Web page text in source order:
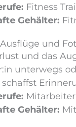
Fitness
Gehälter:
und
und das
unterwegs
schaffst
Gehälter: